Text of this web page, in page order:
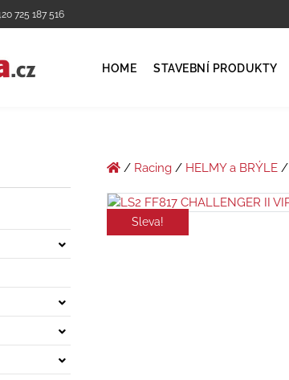
725 187 516
HOME STAVEBNÍ PRODUKTY
/ Racing/ HELMY a BRÝLE/
Sleva!